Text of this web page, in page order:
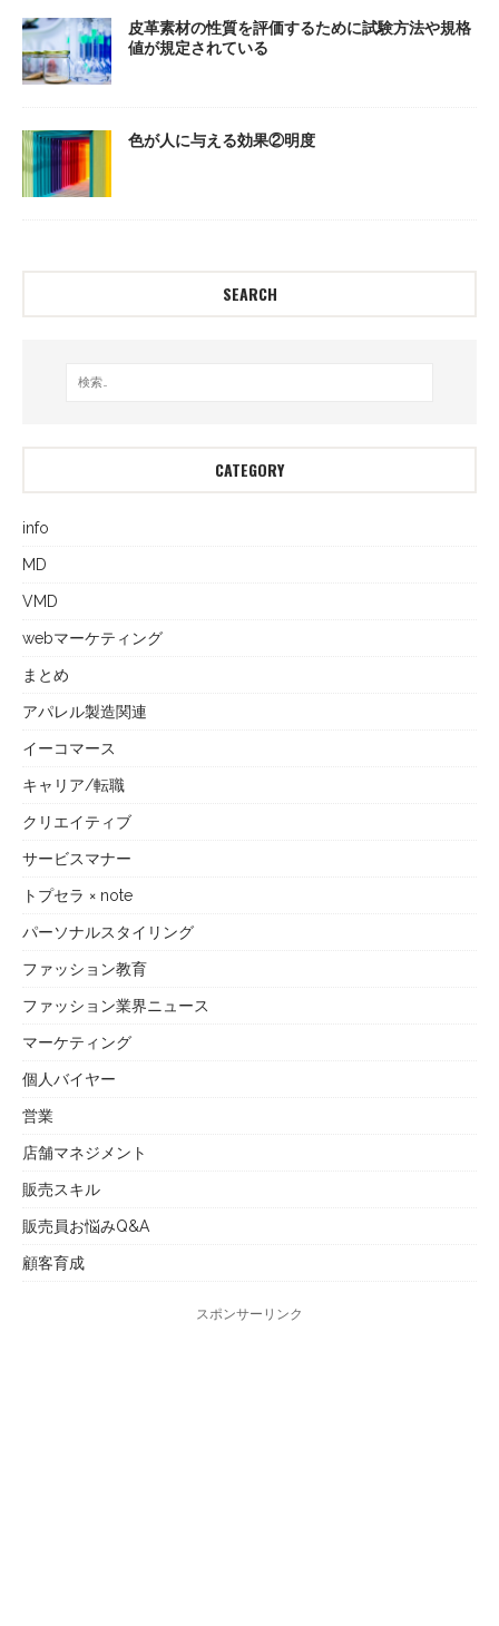
皮革素材の性質を評価するために試験方法や規格
値が規定されている
色が人に与える効果②明度
SEARCH
CATEGORY
info
MD
VMD
webマーケティング
まとめ
アパレル製造関連
イーコマース
キャリア/転職
クリエイティブ
サービスマナー
トプセラ × note
パーソナルスタイリング
ファッション教育
ファッション業界ニュース
マーケティング
個人バイヤー
営業
店舗マネジメント
販売スキル
販売員お悩みQ&A
顧客育成
スポンサーリンク